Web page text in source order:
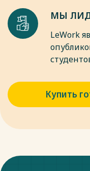
МЫ
LeWork
Купить